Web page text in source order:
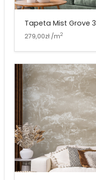
Tapeta Mist Grove 3
279,00zł /m2